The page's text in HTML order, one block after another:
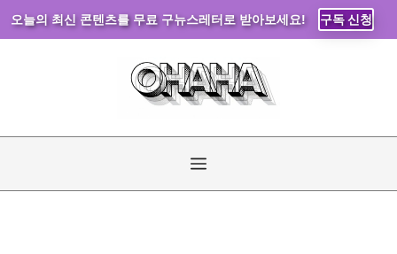
오늘의 최신 콘텐츠를 무료 구뉴스레터로 받아보세요! 구독 신청
건
메